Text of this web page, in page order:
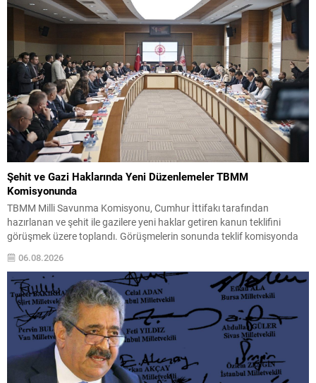
Şehit ve Gazi Haklarında Yeni Düzenlemeler TBMM
Komisyonunda
TBMM Milli Savunma Komisyonu, Cumhur İttifakı tarafından
hazırlanan ve şehit ile gazilere yeni haklar getiren kanun teklifini
görüşmek üzere toplandı. Görüşmelerin sonunda teklif komisyonda
kabul edildi ve bir dizi düzenleme benimsendi. Teklif kapsamında,
vazife malullerinden hayatını kaybedenlerin anne ve babalarına
bağlanacak aylık tutarının, net asgari ücretin altında olmayacağı
hükme bağlanıyor....
06.08.2026